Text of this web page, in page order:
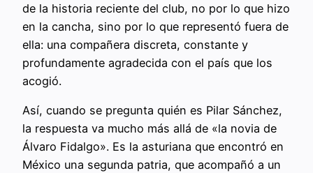
de la historia reciente del club, no por lo que hizo
en la cancha, sino por lo que representó fuera de
ella: una compañera discreta, constante y
profundamente agradecida con el país que los
acogió.
Así, cuando se pregunta quién es Pilar Sánchez,
la respuesta va mucho más allá de «la novia de
Álvaro Fidalgo». Es la asturiana que encontró en
México una segunda patria, que acompañó a un